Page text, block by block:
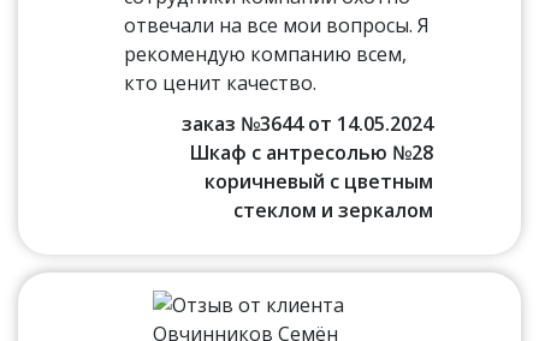
отвечали на все мои вопросы. Я
рекомендую компанию всем,
кто ценит качество.
заказ №3644 от 14.05.2024
Шкаф с антресолью №28
коричневый с цветным
стеклом и зеркалом